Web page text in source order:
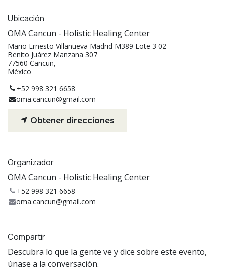
Ubicación
OMA Cancun - Holistic Healing Center
Mario Ernesto Villanueva Madrid M389 Lote 3 02
Benito Juárez Manzana 307
77560 Cancun,
México
+52 998 321 6658
oma.cancun@gmail.com
Obtener direcciones
Organizador
OMA Cancun - Holistic Healing Center
+52 998 321 6658
oma.cancun@gmail.com
Compartir
Descubra lo que la gente ve y dice sobre este evento,
únase a la conversación.